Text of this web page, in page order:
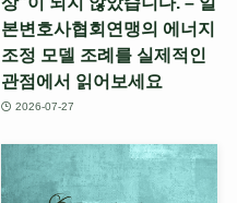
본변호사협회연맹의 에너지
조정 모델 조례를 실제적인
관점에서 읽어보세요
2026-07-27